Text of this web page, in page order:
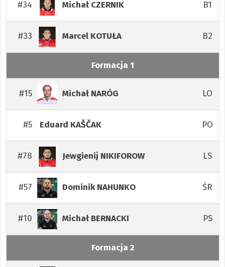
#34 Michał CZERNIK B1
#33 Marcel KOTUŁA B2
Formacja 1
#15 Michał NARÓG LO
#5 Eduard KAŠČAK PO
#78 Jewgienij NIKIFOROW LS
#57 DominikNAHUNKO ŚR
#10 Michał BERNACKI PS
Formacja 2